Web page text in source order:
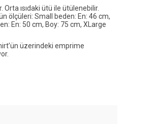
Orta ısıdaki ütü ile ütülenebilir.
ölçüleri: Small beden: En: 46 cm,
En: 50 cm, Boy: 75 cm, XLarge
üzerindeki emprime